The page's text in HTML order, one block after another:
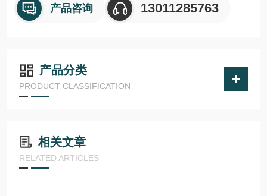
产品咨询 13011285763
产品分类
PRODUCT CLASSIFICATION
相关文章
RELATED ARTICLES